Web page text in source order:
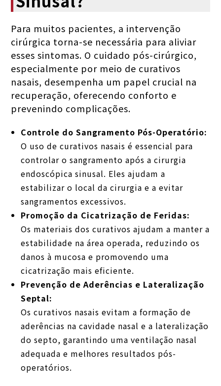
Para muitos pacientes, a intervenção
cirúrgica torna-se necessária para aliviar
esses sintomas. O cuidado pós-cirúrgico,
especialmente por meio de curativos
nasais, desempenha um papel crucial na
recuperação, oferecendo conforto e
prevenindo complicações.
Controle do Sangramento Pós-Operatório:
O uso de curativos nasais é essencial para
controlar o sangramento após a cirurgia
endoscópica sinusal. Eles ajudam a
estabilizar o local da cirurgia e a evitar
sangramentos excessivos.
Promoção da Cicatrização de Feridas:
Os materiais dos curativos ajudam a manter a
estabilidade na área operada, reduzindo os
danos à mucosa e promovendo uma
cicatrização mais eficiente.
Prevenção de Aderências e Lateralização
Septal:
Os curativos nasais evitam a formação de
aderências na cavidade nasal e a lateralização
do septo, garantindo uma ventilação nasal
adequada e melhores resultados pós-
operatórios.